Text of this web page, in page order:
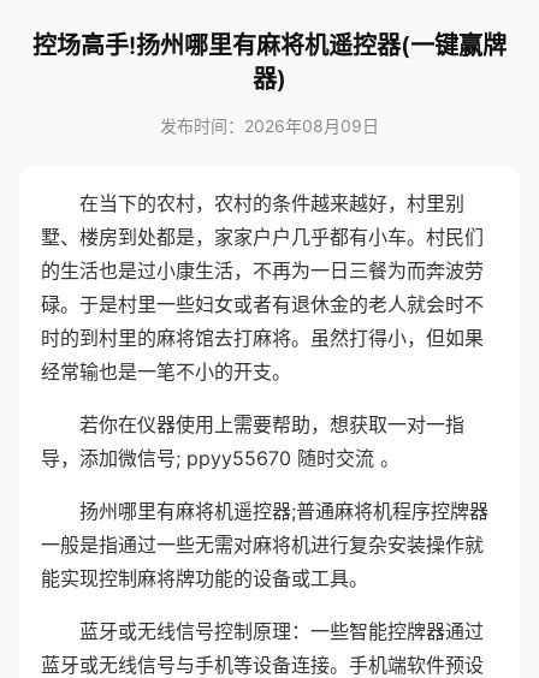
控场高手!扬州哪里有麻将机遥控器(一键赢牌
器)
发布时间：2026年08月09日
在当下的农村，农村的条件越来越好，村里别
墅、楼房到处都是，家家户户几乎都有小车。村民们
的生活也是过小康生活，不再为一日三餐为而奔波劳
碌。于是村里一些妇女或者有退休金的老人就会时不
时的到村里的麻将馆去打麻将。虽然打得小，但如果
经常输也是一笔不小的开支。
若你在仪器使用上需要帮助，想获取一对一指
导，添加微信号; ppyy55670 随时交流 。
扬州哪里有麻将机遥控器;普通麻将机程序控牌器
一般是指通过一些无需对麻将机进行复杂安装操作就
能实现控制麻将牌功能的设备或工具。
蓝牙或无线信号控制原理：一些智能控牌器通过
蓝牙或无线信号与手机等设备连接。手机端软件预设